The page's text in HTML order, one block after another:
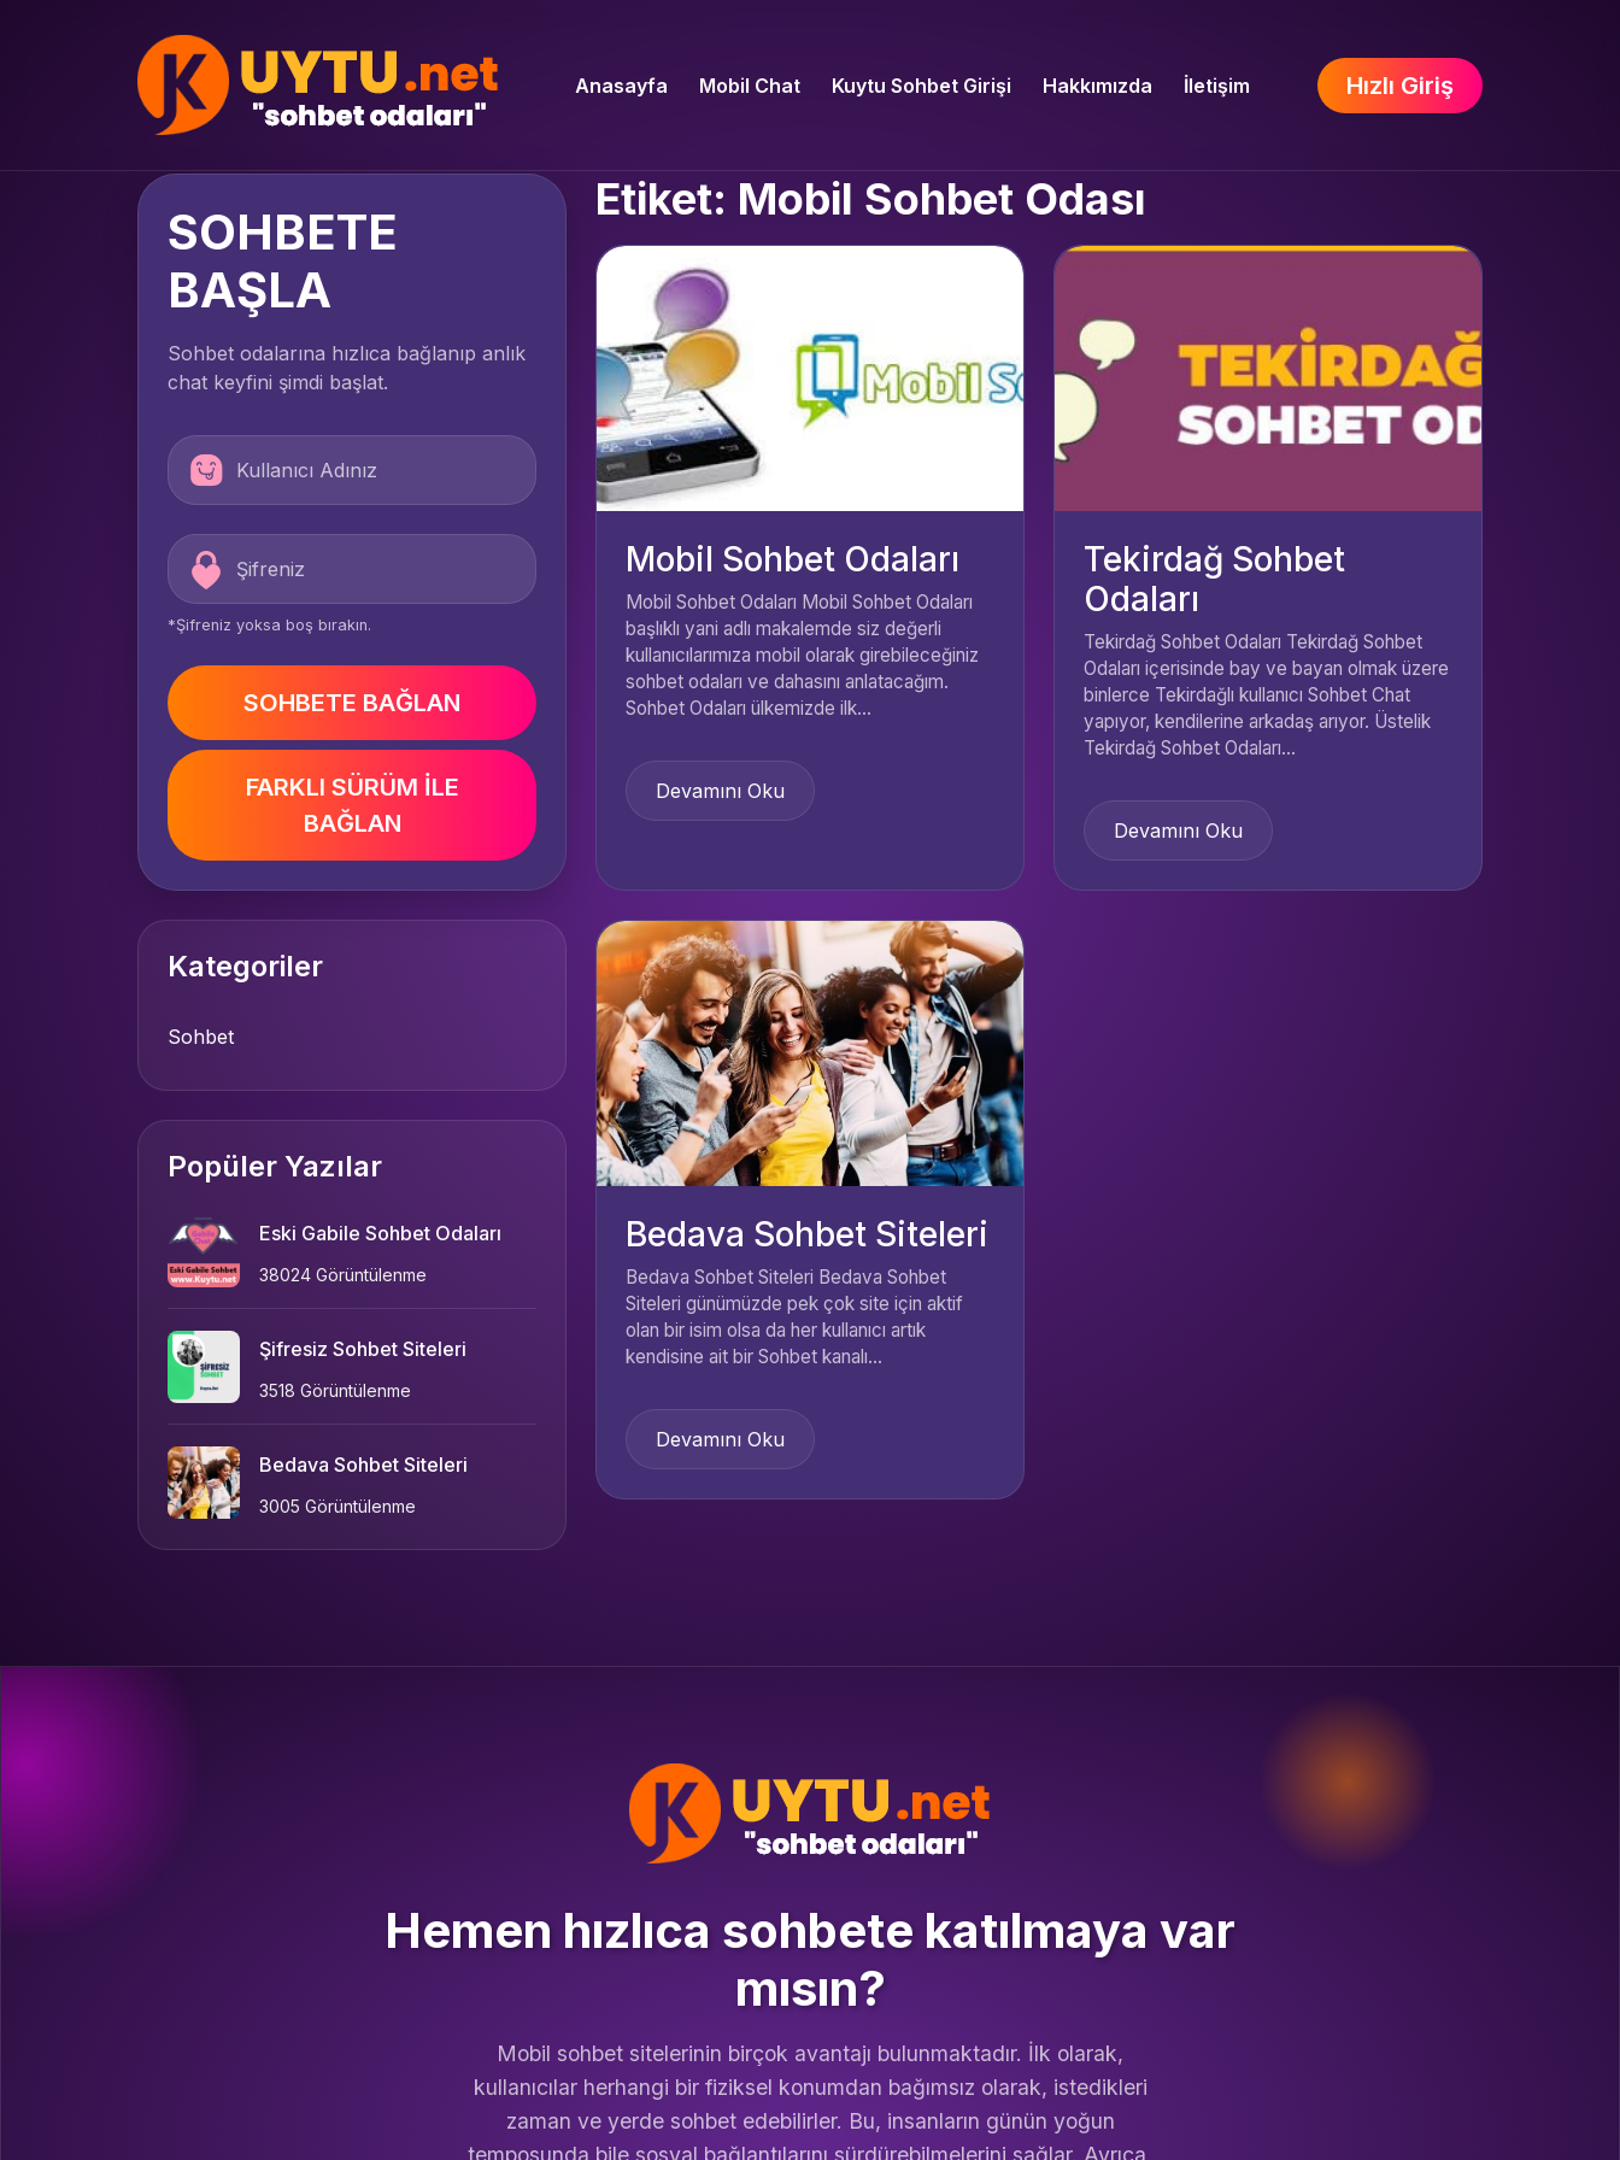
Anasayfa Mobil Chat Kuytu Sohbet Girişi Hakkımızda İletişim Hızlı Giriş
SOHBETE
BAŞLA
Sohbet odalarına hızlıca bağlanıp anlık
chat keyfini şimdi başlat.
*Şifreniz yoksa boş bırakın.
SOHBETE BAĞLAN
FARKLI SÜRÜM İLE
BAĞLAN
Kategoriler
Sohbet
Popüler Yazılar
Eski Gabile Sohbet Odaları
38024 Görüntülenme
Şifresiz Sohbet Siteleri
3518 Görüntülenme
Bedava Sohbet Siteleri
3005 Görüntülenme
Etiket: Mobil Sohbet Odası
Mobil Sohbet Odaları
Mobil Sohbet Odaları Mobil Sohbet Odaları
başlıklı yani adlı makalemde siz değerli
kullanıcılarımıza mobil olarak girebileceğiniz
sohbet odaları ve dahasını anlatacağım.
Sohbet Odaları ülkemizde ilk...
Devamını Oku
Tekirdağ Sohbet
Odaları
Tekirdağ Sohbet Odaları Tekirdağ Sohbet
Odaları içerisinde bay ve bayan olmak üzere
binlerce Tekirdağlı kullanıcı Sohbet Chat
yapıyor, kendilerine arkadaş arıyor. Üstelik
Tekirdağ Sohbet Odaları...
Devamını Oku
Bedava Sohbet Siteleri
Bedava Sohbet Siteleri Bedava Sohbet
Siteleri günümüzde pek çok site için aktif
olan bir isim olsa da her kullanıcı artık
kendisine ait bir Sohbet kanalı...
Devamını Oku
Hemen hızlıca sohbete katılmaya var
mısın?
Mobil sohbet sitelerinin birçok avantajı bulunmaktadır. İlk olarak,
kullanıcılar herhangi bir fiziksel konumdan bağımsız olarak, istedikleri
zaman ve yerde sohbet edebilirler. Bu, insanların günün yoğun
temposunda bile sosyal bağlantılarını sürdürebilmelerini sağlar. Ayrıca,